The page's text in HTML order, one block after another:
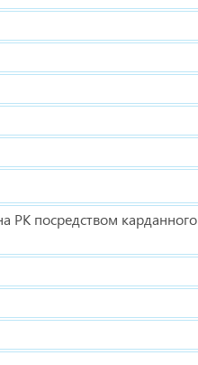
РК посредством карданного